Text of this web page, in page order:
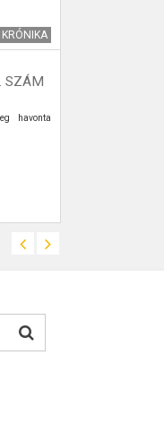
SZÁM
havonta